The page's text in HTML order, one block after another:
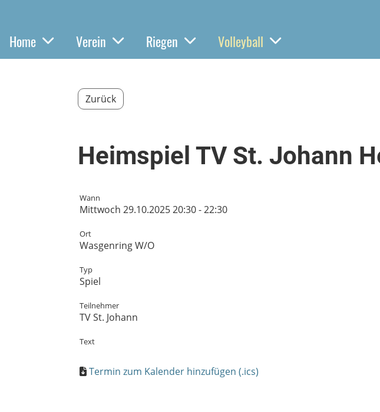
Home Verein Riegen Volleyball
Zurück
Heimspiel TV St. Johann
Wann
Mittwoch 29.10.2025 20:30 - 22:30
Ort
Wasgenring W/O
Typ
Spiel
Teilnehmer
TV St. Johann
Text
Termin zum Kalender hinzufügen (.ics)